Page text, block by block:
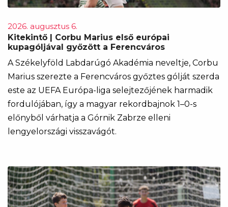
2026. augusztus 6.
Kitekintő | Corbu Marius első európai
kupagóljával győzött a Ferencváros
A Székelyföld Labdarúgó Akadémia neveltje, Corbu
Marius szerezte a Ferencváros győztes gólját szerda
este az UEFA Európa-liga selejtezőjének harmadik
fordulójában, így a magyar rekordbajnok 1–0-s
előnyből várhatja a Górnik Zabrze elleni
lengyelországi visszavágót.